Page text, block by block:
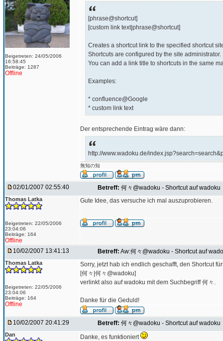
Beigetreten: 24/05/2006
16:58:45
Beiträge: 1287
Offline
[phrase@shortcut]
[custom link text|phrase@shortcut]
Creates a shortcut link to the specified shortcut
Shortcuts are configured by the site administrator.
You can add a link title to shortcuts in the same
Examples:
* confluence@Google
* custom link text
Der entsprechende Eintrag wäre dann:
http://www.wadoku.de/
無知の知
02/01/2007 02:55:40 Betreff: 何々@wadoku - Shortcut auf wadoku
Thomas Latka
Beigetreten: 22/05/2006
23:04:06
Beiträge: 164
Offline
Gute Idee, das versuche ich mal auszuprobieren.
10/02/2007 13:41:13 Betreff: Aw:何々@wadoku - Shortcut auf
Thomas Latka
Beigetreten: 22/05/2006
23:04:06
Beiträge: 164
Offline
Sorry, jetzt hab ich endlich geschafft, den Shortcut
[何々|何々@wadoku]
verlinkt also auf wadoku mit dem Suchbegriff 何々.
Danke für die Geduld!
10/02/2007 20:41:29 Betreff: 何々@wadoku - Shortcut auf wadoku
Dan Danke, es funktioniert